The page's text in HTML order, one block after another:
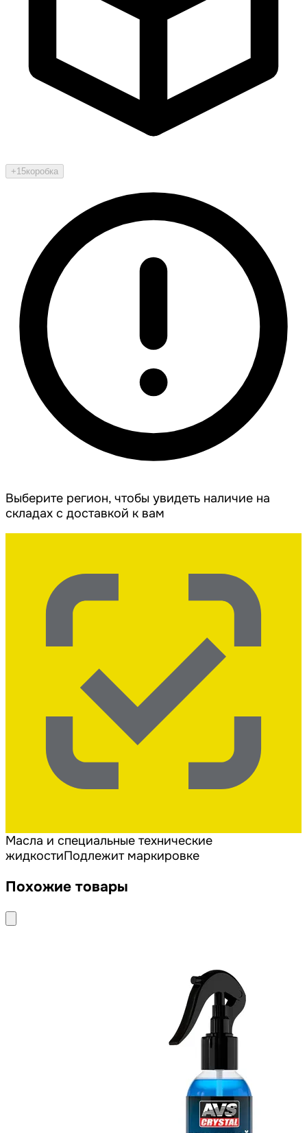
+15коробка
Выберите регион, чтобы увидеть наличие на
складах с доставкой к вам
Масла и специальные технические
жидкостиПодлежит маркировке
Похожие товары